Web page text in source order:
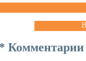
* Комментарии